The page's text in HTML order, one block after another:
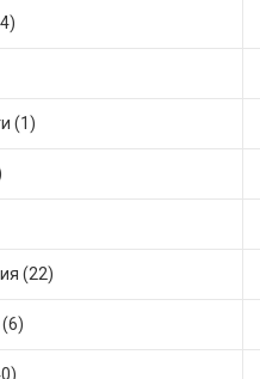
(1)
(22)